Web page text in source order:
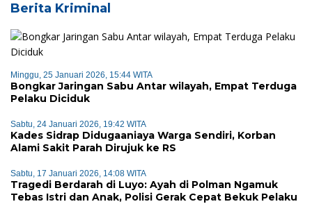
Berita Kriminal
Minggu, 25 Januari 2026, 15:44 WITA
Bongkar Jaringan Sabu Antar wilayah, Empat Terduga
Pelaku Diciduk
Sabtu, 24 Januari 2026, 19:42 WITA
Kades Sidrap Didugaaniaya Warga Sendiri, Korban
Alami Sakit Parah Dirujuk ke RS
Sabtu, 17 Januari 2026, 14:08 WITA
Tragedi Berdarah di Luyo: Ayah di Polman Ngamuk
Tebas Istri dan Anak, Polisi Gerak Cepat Bekuk Pelaku